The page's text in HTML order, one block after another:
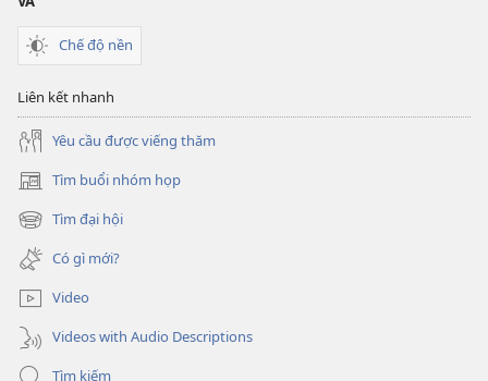
Chế độ nền
Liên kết nhanh
Yêu cầu được viếng thăm
Tìm buổi nhóm họp
(mở
cửa
sổ
mới)
Tìm đại hội
(mở
cửa
sổ
mới)
Có gì mới?
Video
Videos with Audio Descriptions
Tìm kiếm